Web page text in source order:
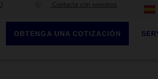
Contacta con nosotros
OBTENGA UNA COTIZACIÓN